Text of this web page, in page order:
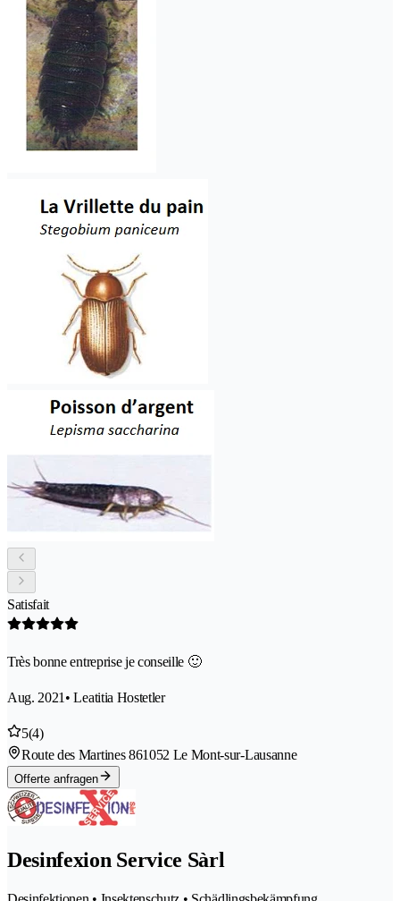
Satisfait
Très bonne entreprise je conseille 🙂
Aug. 2021 • Leatitia Hostetler
5(4)
Route des Martines 861052 Le Mont-sur-Lausanne
Offerte anfragen
Desinfexion Service Sàrl